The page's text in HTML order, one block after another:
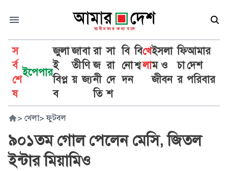
স
র্ব
শে
ষ
ইপেপার
জুলা
ই
বিপ্ল
ব
জা
তী
য়
বা
ণি
জ্য
রা
জ
নী
তি
সা
রা
দে
শ
বি
নো
দন
বি
শ্ব
খে
লা
ইসলা
ম ও
জীবন
ফি
চা
র
আমার
দেশ
পরিবার
> খেলা> ফুটবল
৯০১তম গোল পেলেন মেসি, জিতল
ইন্টার মিয়ামিও